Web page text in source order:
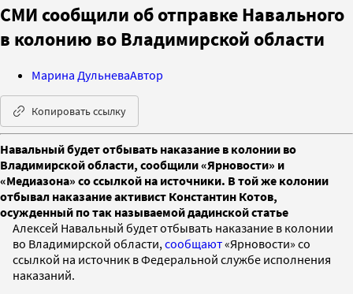
СМИ сообщили об отправке Навального
в колонию во Владимирской области
Марина ДульневаАвтор
Копировать ссылку
Навальный будет отбывать наказание в колонии во
Владимирской области, сообщили «Ярновости» и
«Медиазона» со ссылкой на источники. В той же колонии
отбывал наказание активист Константин Котов,
осужденный по так называемой дадинской статье
Алексей Навальный будет отбывать наказание в колонии
во Владимирской области, сообщают«Ярновости» со
ссылкой на источник в Федеральной службе исполнения
наказаний.